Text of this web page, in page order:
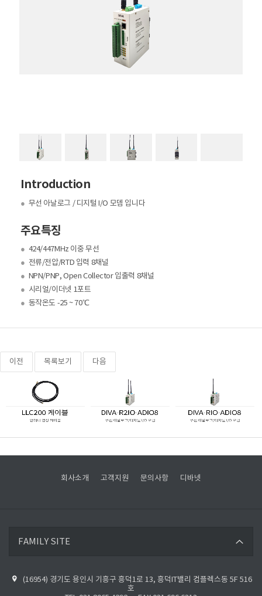
Introduction
● 무선 아날로그 / 디지털 I/O 모뎀 입니다
주요특징
● 424/447MHz 이중 무선
● 전류/전압/RTD 입력 8채널
● NPN/PNP, Open Collector 입출력 8채널
● 시리얼/이더넷 1포트
● 동작온도 -25 ~ 70℃
이전 목록보기 다음
회사소개 고객지원 문의사항 디바넷
FAMILY SITE
디바넷 바로가기
디바넷 블로그 바로가기
(16954) 경기도 용인시 기흥구 흥덕1로 13, 흥덕IT밸리 컴플렉스동 5F 516
호